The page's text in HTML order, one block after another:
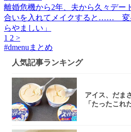
離婚危機から2年、夫から久々デー
合いを入れてメイクすると…… 変
らやましい」
1 2 >
#dmenuまとめ
人気記事ランキング
アイス、だま
「たったこれ